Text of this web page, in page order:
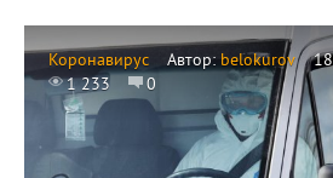
Коронавирус Автор: belokurov
1 233
0